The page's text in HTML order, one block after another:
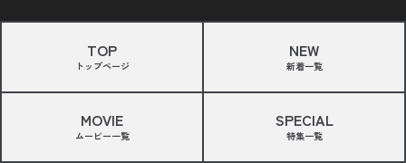
TOP
トップページ
NEW
新着一覧
MOVIE
ムービー一覧
SPECIAL
特集一覧